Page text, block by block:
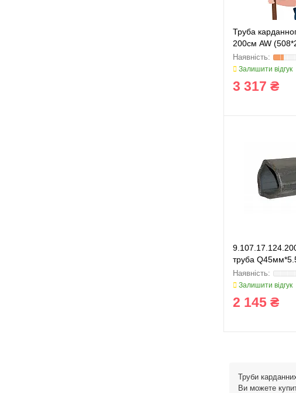
Труба
200см AW
Залишити відгук
3 317 ₴
труба
Залишити відгук
2 145 ₴
Труби
Ви можете